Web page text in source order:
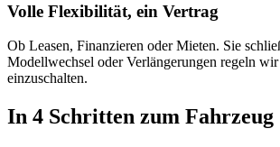
Volle Flexibilität, ein Vertrag
Ob Leasen, Finanzieren oder Mieten. Sie
Modellwechsel oder Verlängerungen regeln
einzuschalten.
In 4 Schritten zum Fahrzeug